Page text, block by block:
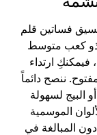
فساتين قلم
ذو كعب متوسط
فيمكنكِ ارتداء
ننصح دائماً
البيج لسهولة
الموسمية
المبالغة في